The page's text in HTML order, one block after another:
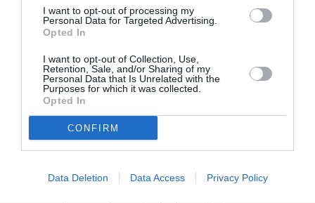
I want to opt-out of processing my
Personal Data for Targeted Advertising.
Opted In
I want to opt-out of Collection, Use,
Retention, Sale, and/or Sharing of my
Personal Data that Is Unrelated with the
Purposes for which it was collected.
Opted In
CONFIRM
Data Deletion Data Access Privacy Policy